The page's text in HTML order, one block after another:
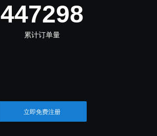
533316
累计订单量
立即免费注册